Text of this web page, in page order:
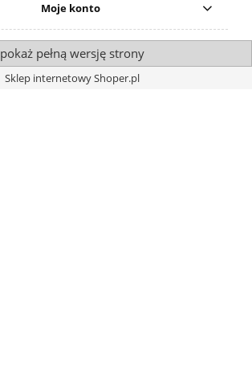
Moje konto
pokaż pełną wersję strony
Sklep internetowy Shoper.pl